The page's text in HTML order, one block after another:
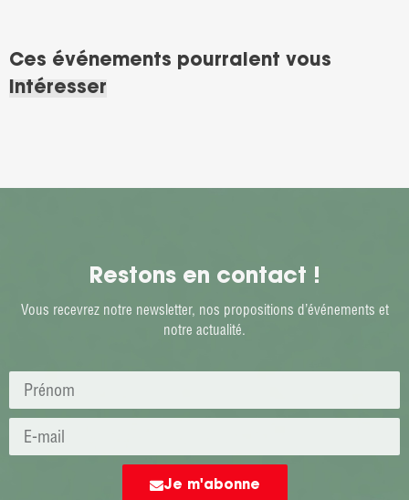
Ces événements pourraient vous
intéresser
Restons en contact !
Vous recevrez notre newsletter, nos propositions d’événements et
notre actualité.
Je m'abonne